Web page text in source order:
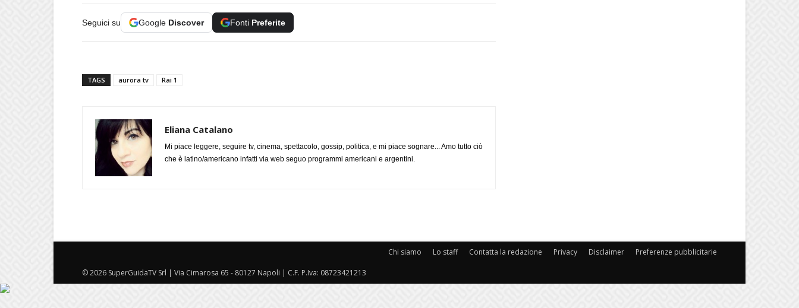
Seguici su Google Discover Fonti Preferite
TAGS aurora tv Rai 1
Eliana Catalano
Mi piace leggere, seguire tv, cinema, spettacolo, gossip, politica, e mi piace sognare... Amo tutto ciò
che è latino/americano infatti via web seguo programmi americani e argentini.
Chi siamo Lo staff Contatta la redazione Privacy Disclaimer Preferenze pubblicitarie
© 2026 SuperGuidaTV Srl | Via Cimarosa 65 - 80127 Napoli | C.F. P.Iva: 08723421213